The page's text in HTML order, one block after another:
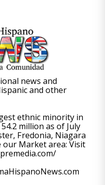
news and
and other
ethnic minority in
million as of July
Fredonia, Niagara
our Market area: Visit